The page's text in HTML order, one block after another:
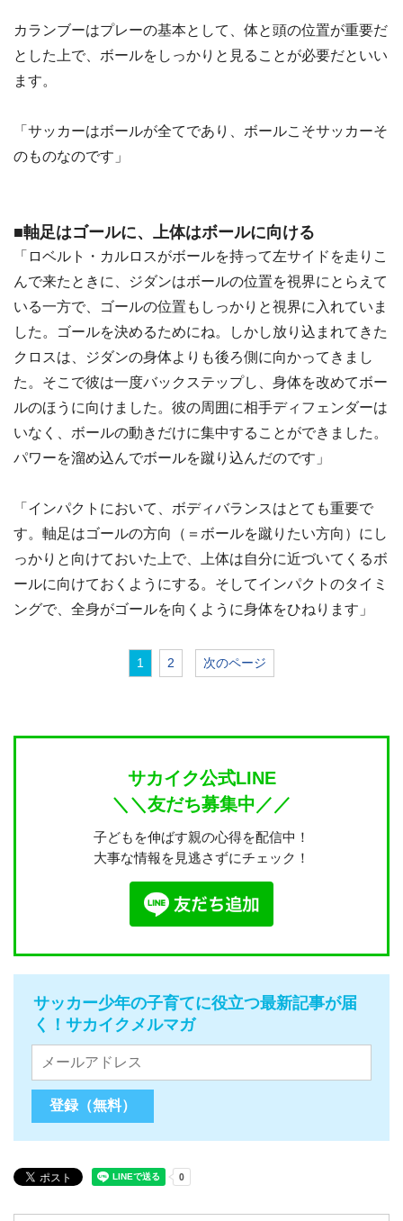
カランブーはプレーの基本として、体と頭の位置が重要だ
とした上で、ボールをしっかりと見ることが必要だといい
ます。
「サッカーはボールが全てであり、ボールこそサッカーそ
のものなのです」
■軸足はゴールに、上体はボールに向ける
「ロベルト・カルロスがボールを持って左サイドを走りこ
んで来たときに、ジダンはボールの位置を視界にとらえて
いる一方で、ゴールの位置もしっかりと視界に入れていま
した。ゴールを決めるためにね。しかし放り込まれてきた
クロスは、ジダンの身体よりも後ろ側に向かってきまし
た。そこで彼は一度バックステップし、身体を改めてボー
ルのほうに向けました。彼の周囲に相手ディフェンダーは
いなく、ボールの動きだけに集中することができました。
パワーを溜め込んでボールを蹴り込んだのです」
「インパクトにおいて、ボディバランスはとても重要で
す。軸足はゴールの方向（＝ボールを蹴りたい方向）にし
っかりと向けておいた上で、上体は自分に近づいてくるボ
ールに向けておくようにする。そしてインパクトのタイミ
ングで、全身がゴールを向くように身体をひねります」
1 2 次のページ
サカイク公式LINE
＼＼友だち募集中／／
子どもを伸ばす親の心得を配信中！
大事な情報を見逃さずにチェック！
サッカー少年の子育てに役立つ最新記事が届
く！サカイクメルマガ